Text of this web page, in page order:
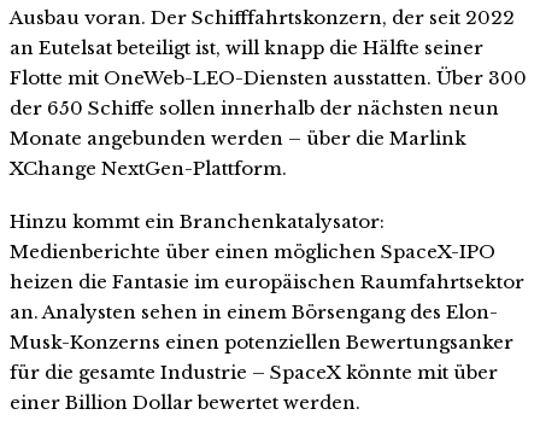
Ausbau voran. Der Schifffahrtskonzern, der seit 2022
an Eutelsat beteiligt ist, will knapp die Hälfte seiner
Flotte mit OneWeb-LEO-Diensten ausstatten. Über 300
der 650 Schiffe sollen innerhalb der nächsten neun
Monate angebunden werden – über die Marlink
XChange NextGen-Plattform.
Hinzu kommt ein Branchenkatalysator:
Medienberichte über einen möglichen SpaceX-IPO
heizen die Fantasie im europäischen Raumfahrtsektor
an. Analysten sehen in einem Börsengang des Elon-
Musk-Konzerns einen potenziellen Bewertungsanker
für die gesamte Industrie – SpaceX könnte mit über
einer Billion Dollar bewertet werden.